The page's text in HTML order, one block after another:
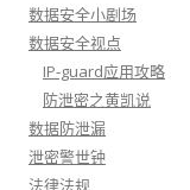
数据安全小剧场
数据安全视点
IP-guard应用攻略
防泄密之黄凯说
数据防泄漏
泄密警世钟
法律法规